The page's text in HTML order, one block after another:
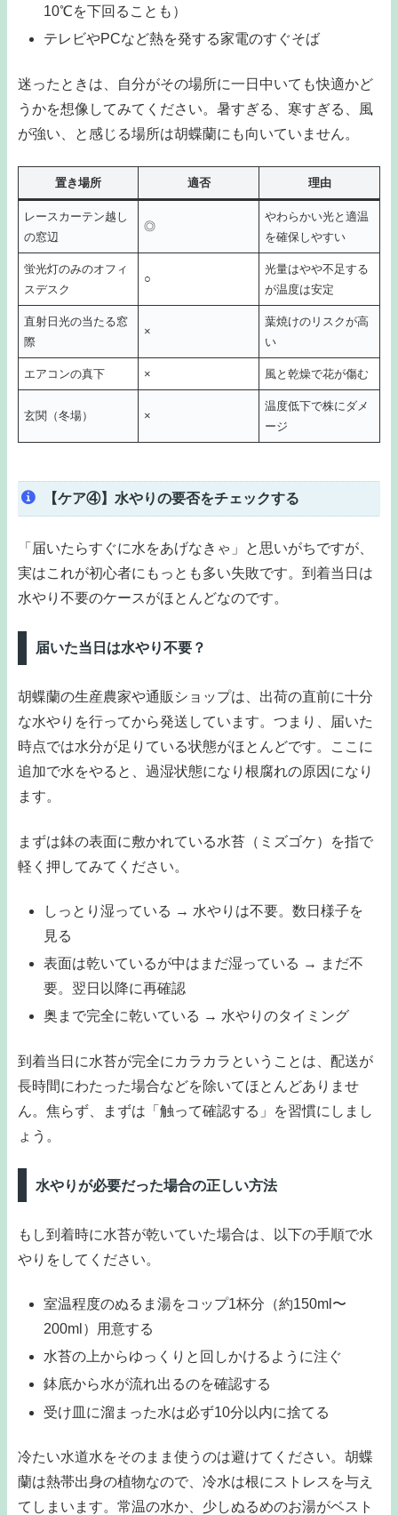
10℃を下回ることも）
テレビやPCなど熱を発する家電のすぐそば
迷ったときは、自分がその場所に一日中いても快適かど
うかを想像してみてください。暑すぎる、寒すぎる、風
が強い、と感じる場所は胡蝶蘭にも向いていません。
置き場所 適否 理由
レースカーテン越し
の窓辺
◎
やわらかい光と適温
を確保しやすい
蛍光灯のみのオフィ
スデスク
○
光量はやや不足する
が温度は安定
直射日光の当たる窓
際
×
葉焼けのリスクが高
い
エアコンの真下 × 風と乾燥で花が傷む
玄関（冬場） ×
温度低下で株にダメ
ージ
【ケア④】水やりの要否をチェックする
「届いたらすぐに水をあげなきゃ」と思いがちですが、
実はこれが初心者にもっとも多い失敗です。到着当日は
水やり不要のケースがほとんどなのです。
届いた当日は水やり不要？
胡蝶蘭の生産農家や通販ショップは、出荷の直前に十分
な水やりを行ってから発送しています。つまり、届いた
時点では水分が足りている状態がほとんどです。ここに
追加で水をやると、過湿状態になり根腐れの原因になり
ます。
まずは鉢の表面に敷かれている水苔（ミズゴケ）を指で
軽く押してみてください。
しっとり湿っている → 水やりは不要。数日様子を
見る
表面は乾いているが中はまだ湿っている → まだ不
要。翌日以降に再確認
奥まで完全に乾いている → 水やりのタイミング
到着当日に水苔が完全にカラカラということは、配送が
長時間にわたった場合などを除いてほとんどありませ
ん。焦らず、まずは「触って確認する」を習慣にしまし
ょう。
水やりが必要だった場合の正しい方法
もし到着時に水苔が乾いていた場合は、以下の手順で水
やりをしてください。
室温程度のぬるま湯をコップ1杯分（約150ml〜
200ml）用意する
水苔の上からゆっくりと回しかけるように注ぐ
鉢底から水が流れ出るのを確認する
受け皿に溜まった水は必ず10分以内に捨てる
冷たい水道水をそのまま使うのは避けてください。胡蝶
蘭は熱帯出身の植物なので、冷水は根にストレスを与え
てしまいます。常温の水か、少しぬるめのお湯がベスト